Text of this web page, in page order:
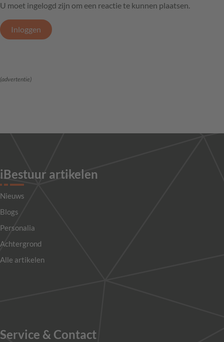
U moet ingelogd zijn om een reactie te kunnen plaatsen.
Inloggen
(advertentie)
iBestuur artikelen
Nieuws
Blogs
Personalia
Achtergrond
Alle artikelen
Service & Contact